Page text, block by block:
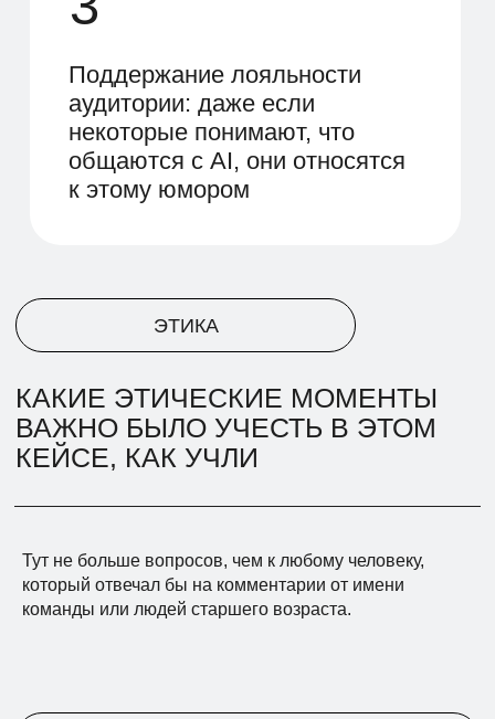
Тут не больше вопросов, чем к любому человеку,
который отвечал бы на комментарии от имени
команды или людей старшего возраста.